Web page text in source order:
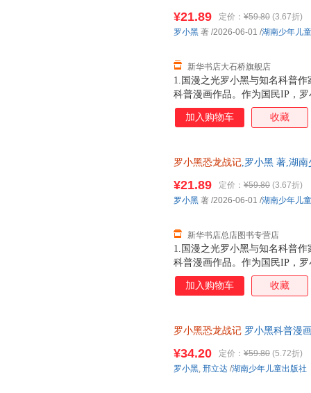
13284178503
1.国漫之光罗小黑与知名科普
科普漫画作品。作为国民IP，
动画于2011年开始播放，B站
3.15亿票房，同名漫画书2015
¥21.89 定价： ¥59.80 (3.67折)
新华书店大石桥旗舰店
罗小黑 著 /2026-06-01 /湖南少年儿
加入购物车 收藏
罗小黑恐龙战记,罗小黑 著,湖
13284178503
1.国漫之光罗小黑与知名科普
科普漫画作品。作为国民IP，
动画于2011年开始播放，B站
3.15亿票房，同名漫画书2015
¥21.89 定价： ¥59.80 (3.67折)
新华书店总店图书专营店
罗小黑 著 /2026-06-01 /湖南少年儿
加入购物车 收藏
罗小黑恐龙战记 罗小黑科普漫
¥34.20 定价： ¥59.80 (5.72折)
罗小黑, 邢立达 /湖南少年儿童出版社